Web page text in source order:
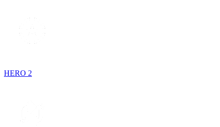
HERO 2